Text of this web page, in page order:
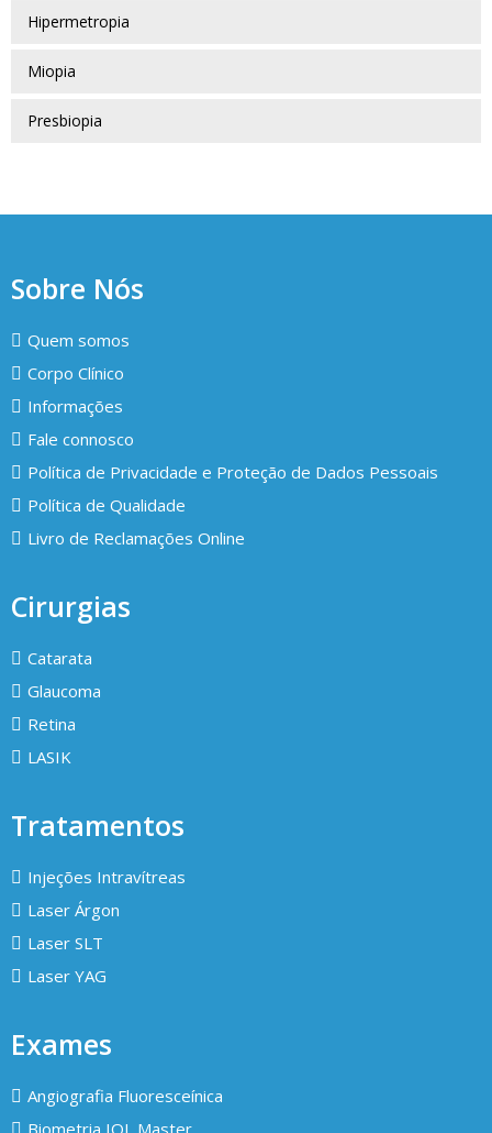
Hipermetropia
Miopia
Presbiopia
Sobre Nós
Quem somos
Corpo Clínico
Informações
Fale connosco
Política de Privacidade e Proteção de Dados Pessoais
Política de Qualidade
Livro de Reclamações Online
Cirurgias
Catarata
Glaucoma
Retina
LASIK
Tratamentos
Injeções Intravítreas
Laser Árgon
Laser SLT
Laser YAG
Exames
Angiografia Fluoresceínica